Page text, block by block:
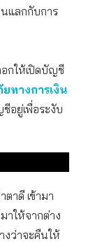
แลกกับการ
กให้เปิดบัญชี
ทางการเงิน
อยู่เพื่อระงับ
าดี เข้ามา
าให้จากต่าง
งว่าจะคืนให้